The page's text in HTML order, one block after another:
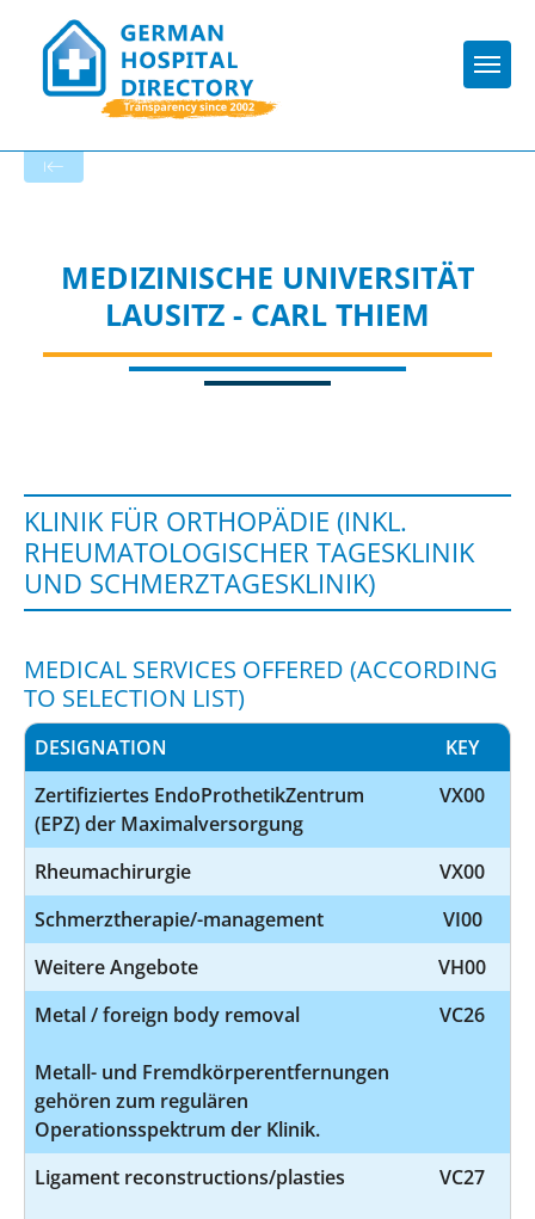
MEDIZINISCHE UNIVERSITÄT
LAUSITZ - CARL THIEM
KLINIK FÜR ORTHOPÄDIE (INKL.
RHEUMATOLOGISCHER TAGESKLINIK
UND SCHMERZTAGESKLINIK)
MEDICAL SERVICES OFFERED (ACCORDING
TO SELECTION LIST)
DESIGNATION
KEY
Zertifiziertes EndoProthetikZentrum
(EPZ) der Maximalversorgung
VX00
Rheumachirurgie
VX00
Schmerztherapie/-management
VI00
Weitere Angebote
VH00
Metal / foreign body removal
Metall- und Fremdkörperentfernungen
gehören zum regulären
Operationsspektrum der Klinik.
VC26
Ligament reconstructions/plasties VC27